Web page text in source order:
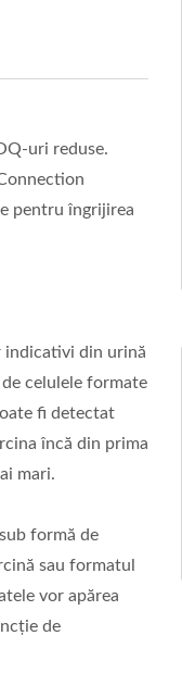
uri reduse.
pentru îngrijirea
indicativi din urină
celulele formate
fi detectat
încă din prima
mari.
formă de
sau formatul
vor apărea
de